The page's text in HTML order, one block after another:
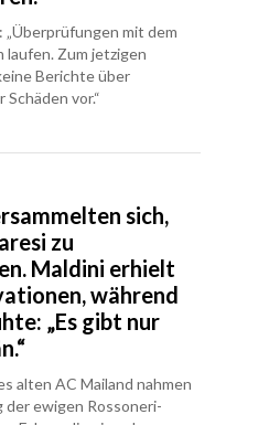
„Überprüfungen mit dem
laufen. Zum jetzigen
Berichte über
vor.“
sich,
zu
Maldini erhielt
während
„Es gibt nur
alten AC Mailand nahmen
der ewigen Rossoneri-